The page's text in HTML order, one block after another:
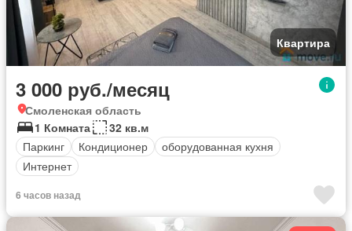
Квартира
3 000 руб./месяц
Смоленская область
1 Комната
32 кв.м
Паркинг
Кондиционер
оборудованная кухня
Интернет
6 часов назад